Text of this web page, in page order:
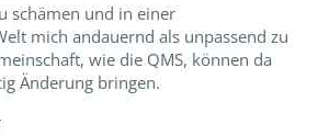
schämen und in einer
mich andauernd als unpassend zu
wie die QMS, können da
Änderung bringen.